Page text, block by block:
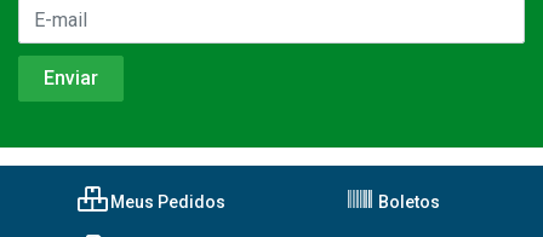
Meus Pedidos Boletos